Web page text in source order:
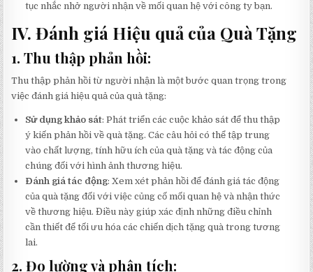
tục nhắc nhở người nhận về mối quan hệ với công ty bạn.
IV. Đánh giá Hiệu quả của Quà Tặng
1. Thu thập phản hồi:
Thu thập phản hồi từ người nhận là một bước quan trọng trong
việc đánh giá hiệu quả của quà tặng:
Sử dụng khảo sát: Phát triển các cuộc khảo sát để thu thập
ý kiến phản hồi về quà tặng. Các câu hỏi có thể tập trung
vào chất lượng, tính hữu ích của quà tặng và tác động của
chúng đối với hình ảnh thương hiệu.
Đánh giá tác động: Xem xét phản hồi để đánh giá tác động
của quà tặng đối với việc củng cố mối quan hệ và nhận thức
về thương hiệu. Điều này giúp xác định những điều chỉnh
cần thiết để tối ưu hóa các chiến dịch tặng quà trong tương
lai.
2. Đo lường và phân tích: